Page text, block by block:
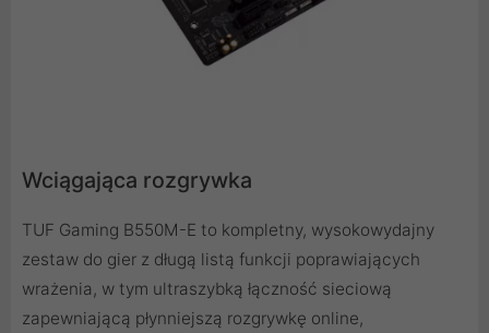
Wciągająca rozgrywka
TUF Gaming B550M-E to kompletny, wysokowydajny
zestaw do gier z długą listą funkcji poprawiających
wrażenia, w tym ultraszybką łączność sieciową
zapewniającą płynniejszą rozgrywkę online,